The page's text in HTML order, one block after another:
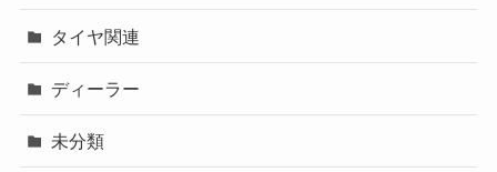
タイヤ関連
ディーラー
未分類